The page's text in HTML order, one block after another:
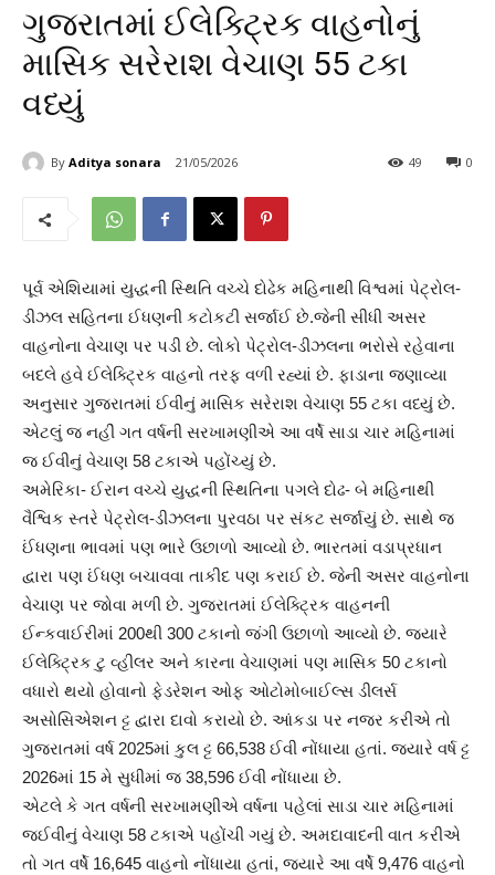
ગુજરાતમાં ઈલેક્ટ્રિક વાહનોનું
માસિક સરેરાશ વેચાણ 55 ટકા
વધ્યું
By Aditya sonara 21/05/2026 0
49
પૂર્વ એશિયામાં યુદ્ધની સ્થિતિ વચ્ચે દોઢેક મહિનાથી વિશ્વમાં પેટ્રોલ-
ડીઝલ સહિતના ઈધણની કટોકટી સર્જાઈ છે.જેની સીધી અસર
વાહનોના વેચાણ પર પડી છે. લોકો પેટ્રોલ-ડીઝલના ભરોસે રહેવાના
બદલે હવે ઈલેક્ટ્રિક વાહનો તરફ વળી રહ્યાં છે. ફાડાના જણાવ્યા
અનુસાર ગુજરાતમાં ઈવીનું માસિક સરેરાશ વેચાણ 55 ટકા વધ્યું છે.
એટલું જ નહીં ગત વર્ષની સરખામણીએ આ વર્ષે સાડા ચાર મહિનામાં
જ ઈવીનું વેચાણ 58 ટકાએ પહોંચ્યું છે.
અમેરિકા- ઈરાન વચ્ચે યુદ્ધની સ્થિતિના પગલે દોઢ- બે મહિનાથી
વૈશ્વિક સ્તરે પેટ્રોલ-ડીઝલના પુરવઠા પર સંકટ સર્જાયું છે. સાથે જ
ઈંધણના ભાવમાં પણ ભારે ઉછાળો આવ્યો છે. ભારતમાં વડાપ્રધાન
દ્વારા પણ ઈંધણ બચાવવા તાકીદ પણ કરાઈ છે. જેની અસર વાહનોના
વેચાણ પર જોવા મળી છે. ગુજરાતમાં ઈલેક્ટ્રિક વાહનની
ઈન્કવાઈરીમાં 200થી 300 ટકાનો જંગી ઉછાળો આવ્યો છે. જ્યારે
ઈલેક્ટ્રિક ટુ વ્હીલર અને કારના વેચાણમાં પણ માસિક 50 ટકાનો
વધારો થયો હોવાનો ફેડરેશન ઓફ ઓટોમોબાઈલ્સ ડીલર્સ
અસોસિએશન ટ્ટ દ્વારા દાવો કરાયો છે. આંકડા પર નજર કરીએ તો
ગુજરાતમાં વર્ષ 2025માં કુલ ટ્ટ 66,538 ઈવી નોંધાયા હતાં. જ્યારે વર્ષ ટ્ટ
2026માં 15 મે સુધીમાં જ 38,596 ઈવી નોંધાયા છે.
એટલે કે ગત વર્ષની સરખામણીએ વર્ષના પહેલાં સાડા ચાર મહિનામાં
જઈવીનું વેચાણ 58 ટકાએ પહોંચી ગયું છે. અમદાવાદની વાત કરીએ
તો ગત વર્ષે 16,645 વાહનો નોંધાયા હતાં, જ્યારે આ વર્ષે 9,476 વાહનો